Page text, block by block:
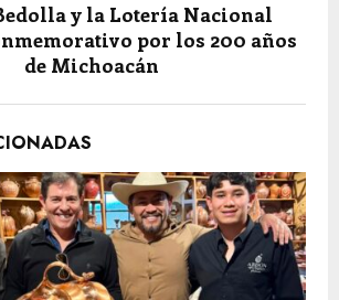
y la Lotería Nacional
por los 200 años
de Michoacán